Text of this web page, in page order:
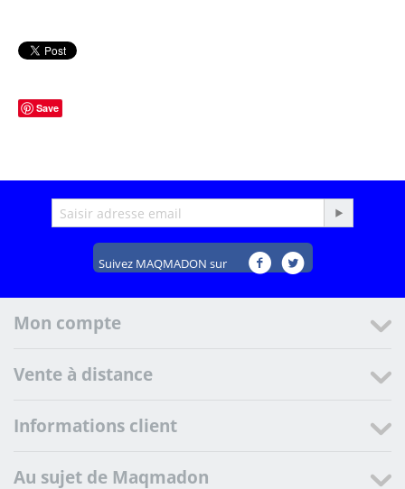
Save
Suivez MAQMADON sur
Mon compte
Vente à distance
Informations client
Au sujet de Maqmadon